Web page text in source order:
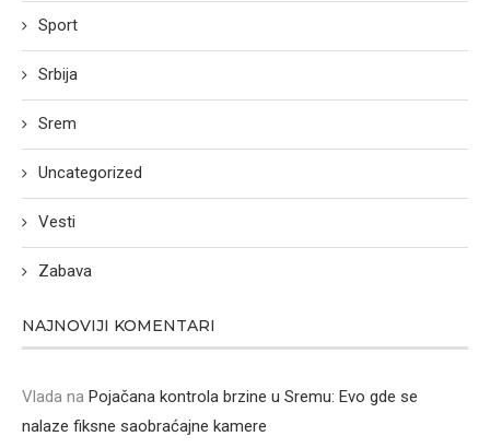
Sport
Srbija
Srem
Uncategorized
Vesti
Zabava
NAJNOVIJI KOMENTARI
Vlada na Pojačana kontrola brzine u Sremu: Evo gde se
nalaze fiksne saobraćajne kamere